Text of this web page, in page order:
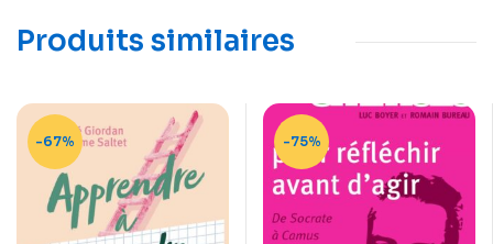
Produits similaires
-67% -75%